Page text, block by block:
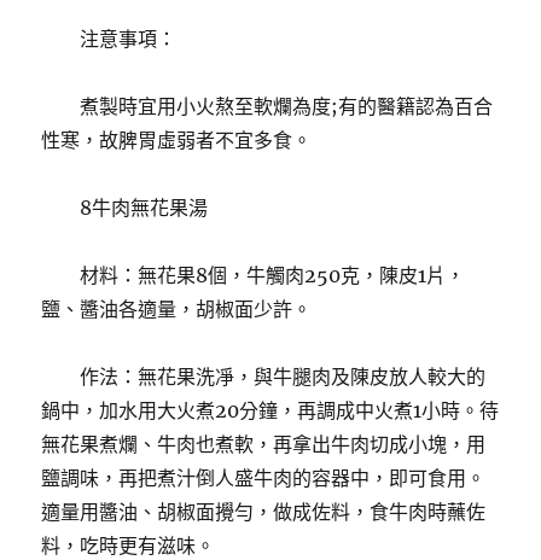
注意事項：
煮製時宜用小火熬至軟爛為度;有的醫籍認為百合
性寒，故脾胃虛弱者不宜多食。
8牛肉無花果湯
材料：無花果8個，牛觸肉250克，陳皮1片，
鹽、醬油各適量，胡椒面少許。
作法：無花果洗凈，與牛腿肉及陳皮放人較大的
鍋中，加水用大火煮20分鐘，再調成中火煮1小時。待
無花果煮爛、牛肉也煮軟，再拿出牛肉切成小塊，用
鹽調味，再把煮汁倒人盛牛肉的容器中，即可食用。
適量用醬油、胡椒面攪勻，做成佐料，食牛肉時蘸佐
料，吃時更有滋味。